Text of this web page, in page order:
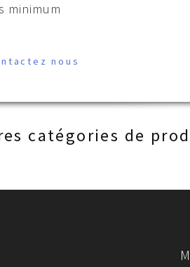
minimum
nous
catégories de